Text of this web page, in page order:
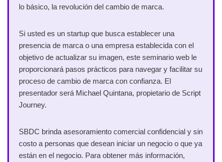
lo básico, la revolución del cambio de marca.
Si usted es un startup que busca establecer una
presencia de marca o una empresa establecida con el
objetivo de actualizar su imagen, este seminario web le
proporcionará pasos prácticos para navegar y facilitar su
proceso de cambio de marca con confianza. El
presentador será Michael Quintana, propietario de Script
Journey.
SBDC brinda asesoramiento comercial confidencial y sin
costo a personas que desean iniciar un negocio o que ya
están en el negocio. Para obtener más información,